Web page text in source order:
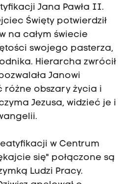
Jana Pawła II.
Święty potwierdził
na całym świecie
swojego pasterza,
Hierarcha zwrócił
Janowi
różne obszary życia i
Jezusa, widzieć je i
w Centrum
się" połączone są
Ludzi Pracy.